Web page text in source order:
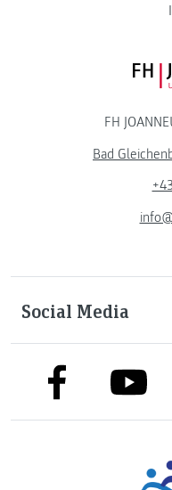
FH
Bad
Social Media
link to facebooklink